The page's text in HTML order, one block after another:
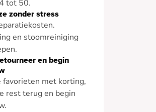
tot 50.
zonder stress
en stoomreiniging
en begin
favorieten met korting,
rest terug en begin